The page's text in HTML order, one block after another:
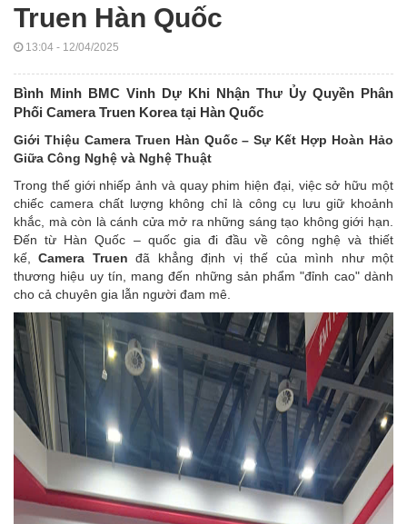
Truen Hàn Quốc
13:04 - 12/04/2025
Bình Minh BMC Vinh Dự Khi Nhận Thư Ủy Quyền Phân
Phối Camera Truen Korea tại Hàn Quốc
Giới Thiệu Camera Truen Hàn Quốc – Sự Kết Hợp Hoàn Hảo
Giữa Công Nghệ và Nghệ Thuật
Trong thế giới nhiếp ảnh và quay phim hiện đại, việc sở hữu một
chiếc camera chất lượng không chỉ là công cụ lưu giữ khoảnh
khắc, mà còn là cánh cửa mở ra những sáng tạo không giới hạn.
Đến từ Hàn Quốc – quốc gia đi đầu về công nghệ và thiết
kế,Camera Truen đã khẳng định vị thế của mình như một
thương hiệu uy tín, mang đến những sản phẩm "đỉnh cao" dành
cho cả chuyên gia lẫn người đam mê.